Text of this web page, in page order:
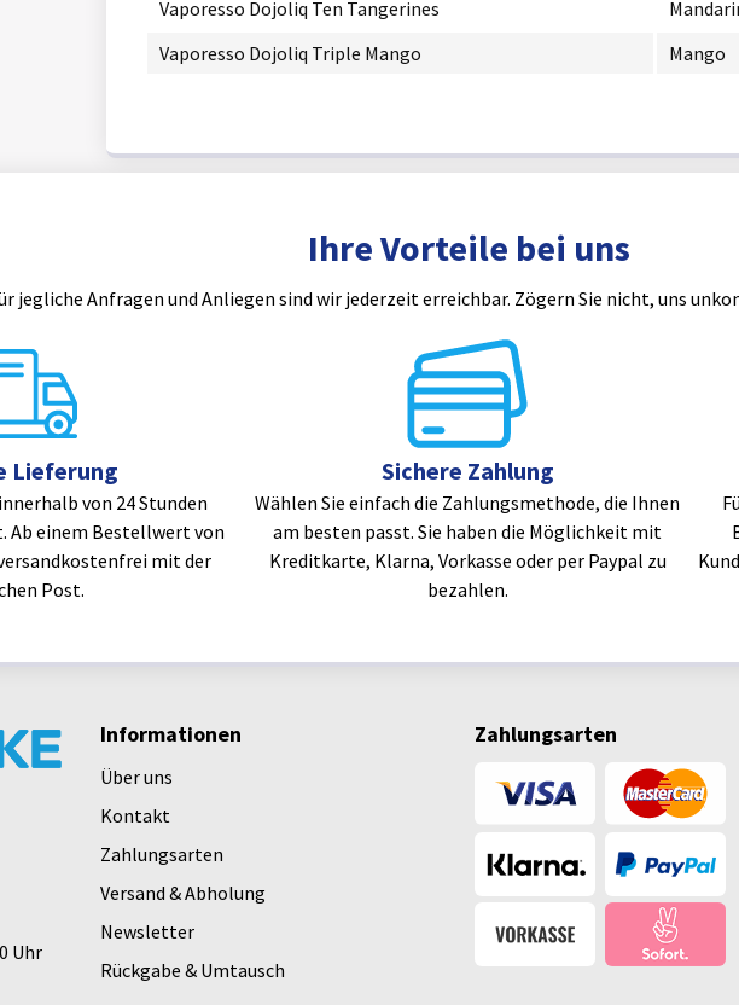
Vaporesso Dojoliq Ten Tangerines
Vaporesso Dojoliq Triple Mango
Mango
Ihre Vorteile bei uns
jegliche Anfragen und Anliegen sind wir jederzeit erreichbar. Zögern Sie nicht, uns
Lieferung
von 24 Stunden
Ab einem Bestellwert von
mit der
Post.
Sichere Zahlung
Wählen Sie einfach die Zahlungsmethode, die Ihnen
am besten passt. Sie haben die Möglichkeit mit
Kreditkarte, Klarna, Vorkasse oder per Paypal zu
bezahlen.
Uhr
Informationen
Über uns
Kontakt
Zahlungsarten
Versand & Abholung
Newsletter
Rückgabe & Umtausch
Zahlungsarten